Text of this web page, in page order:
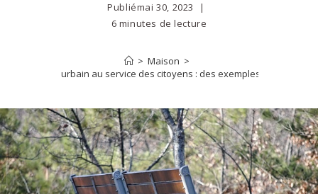
Publiémai 30, 2023
6 minutes de lecture
> Maison >
Le mobilier urbain au service des citoyens : des exemples inspirants